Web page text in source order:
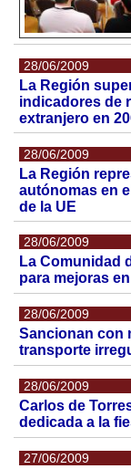
28/06/2009
La Región
indicadores de
extranjero en
28/06/2009
La Región
autónomas en
de la UE
28/06/2009
La Comunidad
para mejoras
28/06/2009
Sancionan con
transporte
28/06/2009
Carlos de
dedicada a la
27/06/2009